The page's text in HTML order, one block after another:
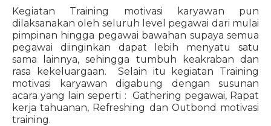
Kegiatan Training motivasi karyawan pun
dilaksanakan oleh seluruh level pegawai dari mulai
pimpinan hingga pegawai bawahan supaya semua
pegawai diinginkan dapat lebih menyatu satu
sama lainnya, sehingga tumbuh keakraban dan
rasa kekeluargaan. Selain itu kegiatan Training
motivasi karyawan digabung dengan susunan
acara yang lain seperti : Gathering pegawai, Rapat
kerja tahuanan, Refreshing dan Outbond motivasi
training.